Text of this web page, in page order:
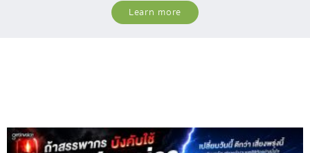
Learn more